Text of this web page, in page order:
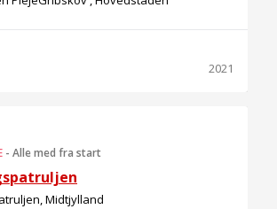
2021
- Alle med fra start
Midtjylland